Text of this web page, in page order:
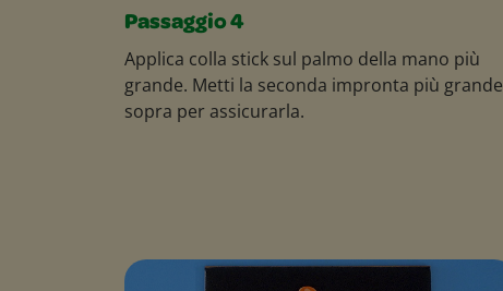
Passaggio 4
Applica colla stick sul palmo della mano più
grande. Metti la seconda impronta più grande
sopra per assicurarla.